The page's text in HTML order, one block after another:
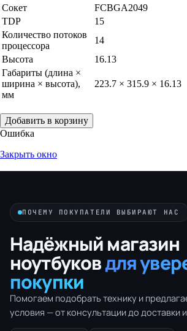
Сокет
FCBGA2049
TDP
15
Количество потоков
процессора
14
Высота
16.13
Габариты (длина ×
ширина × высота),
мм
223.7 × 315.9 × 16.13
Добавить в корзину
Ошибка
Закрыть окно
ПОЧЕМУ ПОКУПАТЕЛИ ВЫБИРАЮТ НАС
Надёжный магазин
ноутбуковдля
покупки
Помогаем подобрать технику и
условия — от консультации до доставки